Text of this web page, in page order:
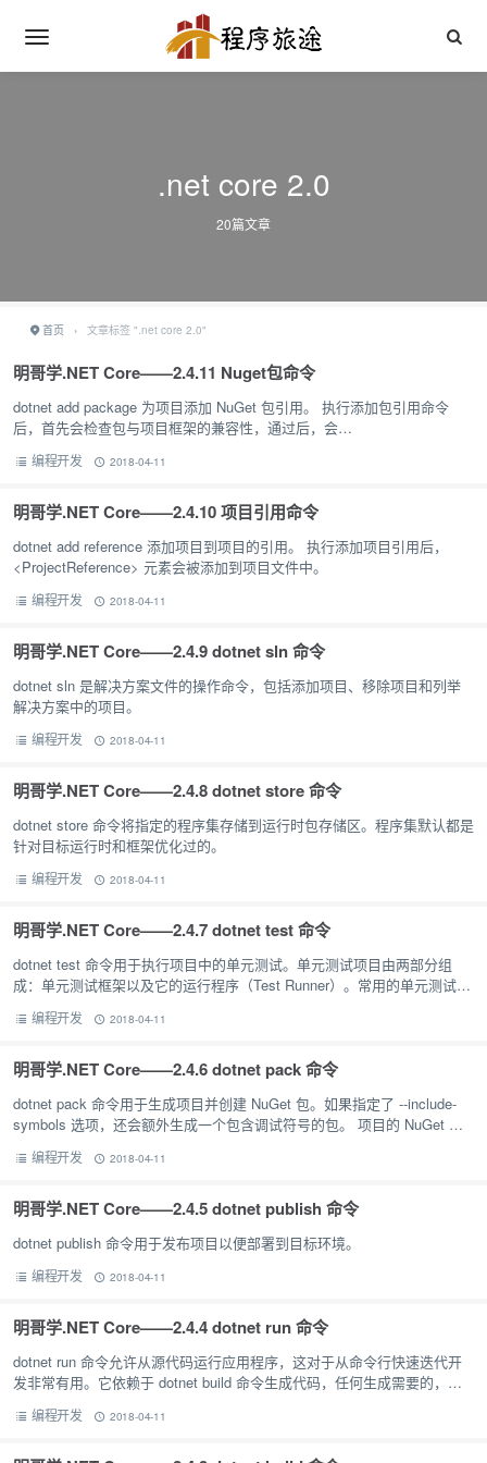
.net core 2.0
20篇文章
首页 › 文章标签 ".net core 2.0"
明哥学.NET Core——2.4.11 Nuget包命令
dotnet add package 为项目添加 NuGet 包引用。 执行添加包引用命令
后，首先会检查包与项目框架的兼容性，通过后，会
编程开发 2018-04-11
明哥学.NET Core——2.4.10 项目引用命令
dotnet add reference 添加项目到项目的引用。 执行添加项目引用后，
<ProjectReference> 元素会被添加到项目文件中。
编程开发 2018-04-11
明哥学.NET Core——2.4.9 dotnet sln 命令
dotnet sln 是解决方案文件的操作命令，包括添加项目、移除项目和列举
解决方案中的项目。
编程开发 2018-04-11
明哥学.NET Core——2.4.8 dotnet store 命令
dotnet store 命令将指定的程序集存储到运行时包存储区。程序集默认都是
针对目标运行时和框架优化过的。
编程开发 2018-04-11
明哥学.NET Core——2.4.7 dotnet test 命令
dotnet test 命令用于执行项目中的单元测试。单元测试项目由两部分组
成：单元测试框架以及它的运行程序（Test Runner）。常用的单元测试框
编程开发 2018-04-11
明哥学.NET Core——2.4.6 dotnet pack 命令
dotnet pack 命令用于生成项目并创建 NuGet 包。如果指定了 --include-
symbols 选项，还会额外生成一个包含调试符号的包。 项目的 NuGet 依
编程开发 2018-04-11
明哥学.NET Core——2.4.5 dotnet publish 命令
dotnet publish 命令用于发布项目以便部署到目标环境。
编程开发 2018-04-11
明哥学.NET Core——2.4.4 dotnet run 命令
dotnet run 命令允许从源代码运行应用程序，这对于从命令行快速迭代开
发非常有用。它依赖于 dotnet build 命令生成代码，任何生成需要的，比
编程开发 2018-04-11